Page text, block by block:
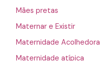
Mães pretas
Maternar e Existir
Maternidade Acolhedora
Maternidade atípica